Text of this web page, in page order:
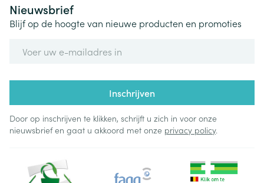
Nieuwsbrief
Blijf op de hoogte van nieuwe producten en promoties
Inschrijven
Door op inschrijven te klikken, schrijft u zich in voor onze
nieuwsbrief en gaat u akkoord met onze privacy policy.